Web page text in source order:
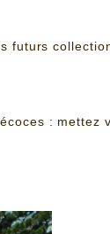
futurs
: